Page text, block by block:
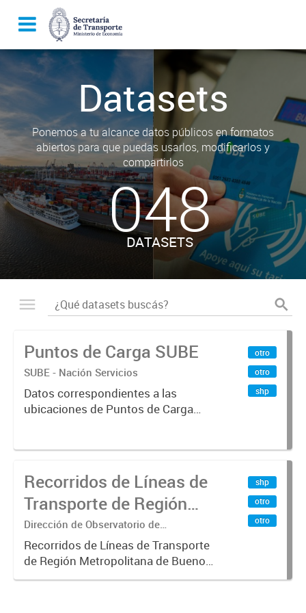
Datasets
Ponemos a tu alcance datos públicos en formatos
abiertos para que puedas usarlos, modificarlos y
compartirlos
048
DATASETS
Puntos de Carga SUBE
SUBE - Nación Servicios
Datos correspondientes a las
ubicaciones de Puntos de Carga
otro
otro
shp
Recorridos de Líneas de
Transporte de Región
Metropolitana de
Buenos Aires (RMBA)
Dirección de Observatorio de
Transporte, Estudio y Sistemas
Recorridos de Líneas de Transporte
de Región Metropolitana de Buenos
Aires (RMBA).-
shp
otro
otro